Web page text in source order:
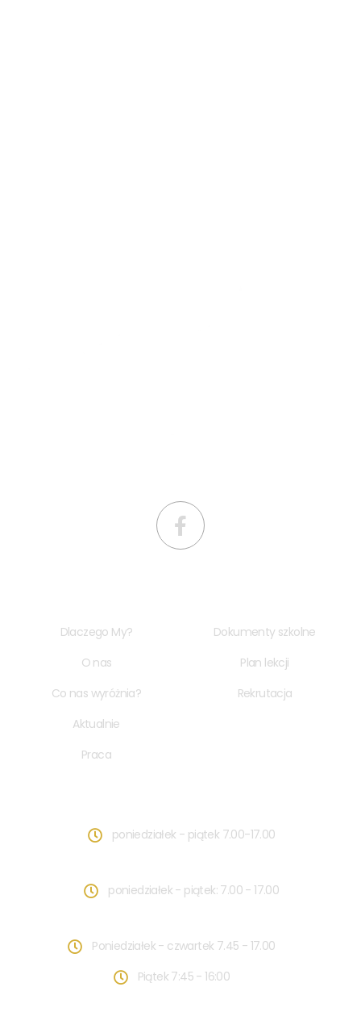
Dlaczego My?
O nas
Co nas wyróżnia?
Aktualnie
Praca
Dokumenty szkolne
Plan lekcji
Rekrutacja
poniedziałek - piątek 7.00-17.00
poniedziałek - piątek: 7.00 - 17.00
Poniedziałek - czwartek 7.45 - 17.00
Piątek 7:45 - 16:00